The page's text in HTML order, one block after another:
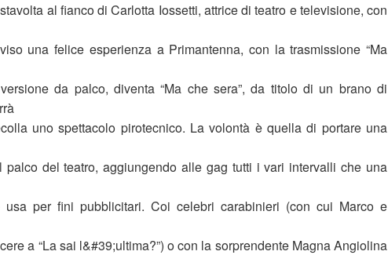
al fianco di Carlotta Iossetti, attrice di teatro e televisione, con
una felice esperienza a Primantenna, con la trasmissione “Ma
da palco, diventa “Ma che sera”, da titolo di un brano di
uno spettacolo pirotecnico. La volontà è quella di portare una
palco del teatro, aggiungendo alle gag tutti i vari intervalli che una
usa per fini pubblicitari. Coi celebri carabinieri (con cui Marco e
a “La sai l&#39;ultima?”) o con la sorprendente Magna Angiolina